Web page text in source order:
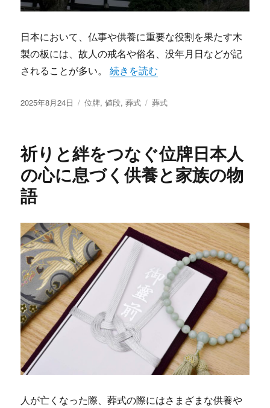
日本において、仏事や供養に重要な役割を果たす木
製の板には、故人の戒名や俗名、没年月日などが記
されることが多い。“故人への想いを形にする位牌とは
続きを読む
投
2025年8月24日
カ
ー
位牌,値段,葬式
タ
葬式
祈りと絆をつなぐ位牌日本人
の心に息づく供養と家族の物
語
人が亡くなった際、葬式の際にはさまざまな供養や